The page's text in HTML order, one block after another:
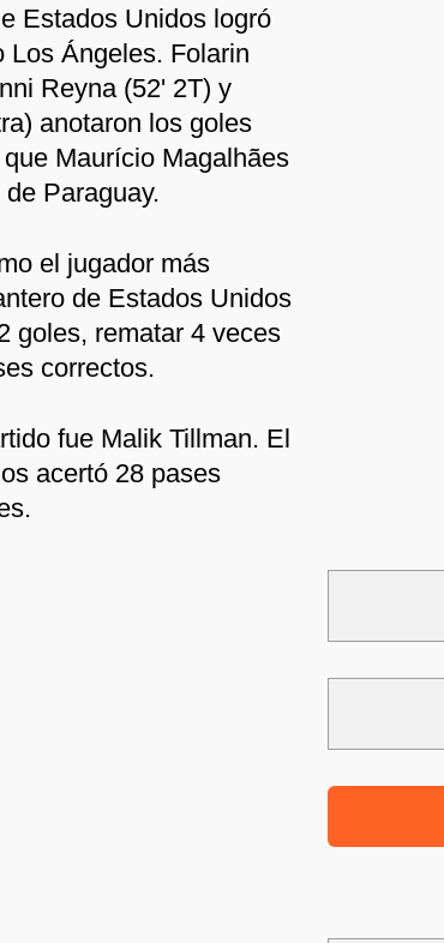
Estados Unidos logró
Los Ángeles. Folarin
Reyna (52' 2T) y
anotaron los goles
Maurício Magalhães
Paraguay.
el jugador más
de Estados Unidos
goles, rematar 4 veces
correctos.
fue Malik Tillman. El
acertó 28 pases